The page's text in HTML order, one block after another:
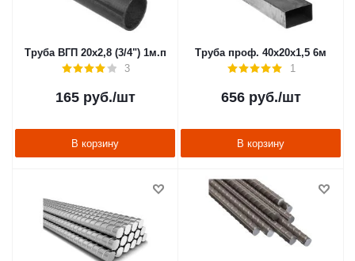
Труба ВГП 20х2,8 (3/4") 1м.п
3
165руб./шт
В корзину
Труба проф. 40х20х1,5 6м
1
656руб./шт
В корзину